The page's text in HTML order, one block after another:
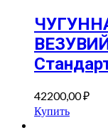
42200,00₽
Купить